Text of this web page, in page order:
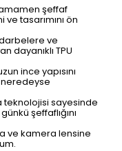
şeffaf
tasarımını ön
ve
dayanıklı TPU
ince yapısını
neredeyse
sayesinde
şeffaflığını
ve kamera lensine